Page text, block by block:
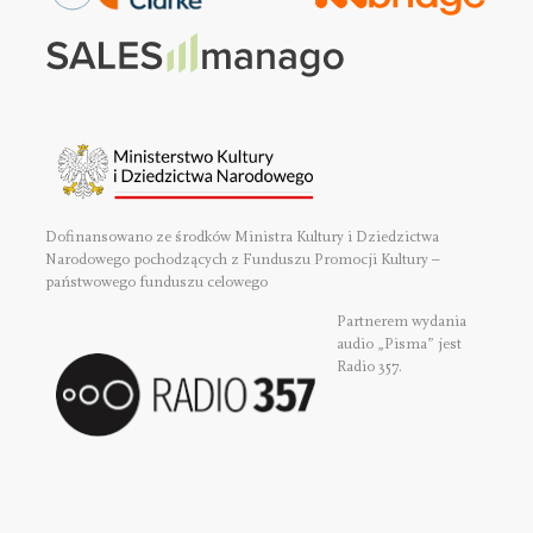
Dofinansowano ze środków Ministra Kultury i Dziedzictwa
Narodowego pochodzących z Funduszu Promocji Kultury –
państwowego funduszu celowego
Partnerem wydania
audio „Pisma” jest
Radio 357.